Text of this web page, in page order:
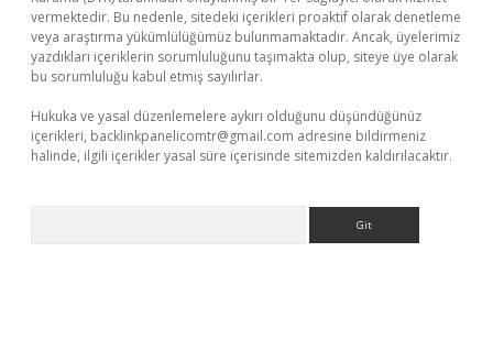
vermektedir. Bu nedenle, sitedeki içerikleri proaktif olarak denetleme
veya araştırma yükümlülüğümüz bulunmamaktadır. Ancak, üyelerimiz
yazdıkları içeriklerin sorumluluğunu taşımakta olup, siteye üye olarak
bu sorumluluğu kabul etmiş sayılırlar.
Hukuka ve yasal düzenlemelere aykırı olduğunu düşündüğünüz
içerikleri, backlinkpanelicomtr@gmail.com adresine bildirmeniz
halinde, ilgili içerikler yasal süre içerisinde sitemizden kaldırılacaktır.